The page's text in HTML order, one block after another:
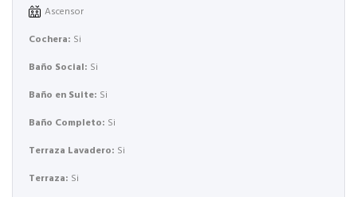
Ascensor
Cochera: Si
Baño Social: Si
Baño en Suite: Si
Baño Completo: Si
Terraza Lavadero: Si
Terraza: Si